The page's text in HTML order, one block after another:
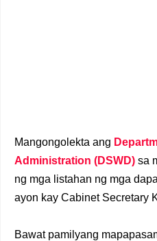
Mangongolekta ang
Administration (DSWD) sa
ng mga listahan ng mga
ayon kay Cabinet Secretary
Bawat pamilyang